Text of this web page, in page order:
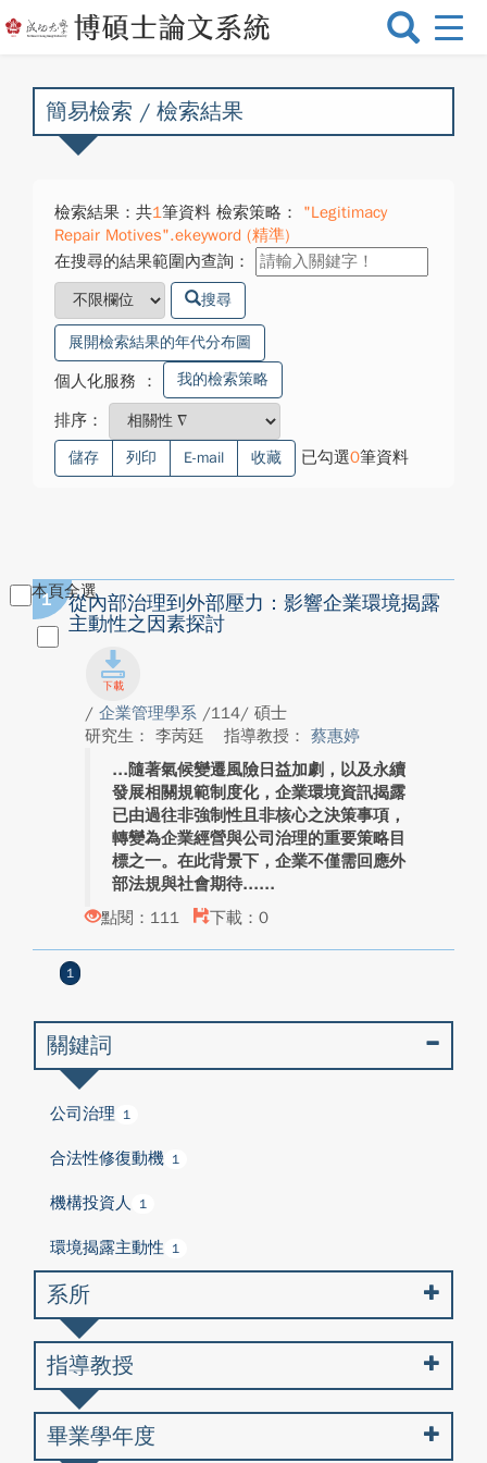
選
換
簡易檢索 / 檢索結果
檢索結果：共1筆資料 檢索策略：
"Legitimacy
Repair Motives".ekeyword (精準)
在搜尋的結果範圍內查詢：
搜尋
展開檢索結果的年代分布圖
個人化服務 ： 我的檢索策略
排序：
儲存 列印 E-mail 收藏 已勾選0筆資料
本頁全選
1
從內部治理到外部壓力：影響企業環境揭露
主動性之因素探討
/ 企業管理學系 /114/ 碩士
研究生： 李苪廷
指導教授： 蔡惠婷
隨著氣候變遷風險日益加劇，以及永續
發展相關規範制度化，企業環境資訊揭露
已由過往非強制性且非核心之決策事項，
轉變為企業經營與公司治理的重要策略目
標之一。在此背景下，企業不僅需回應外
部法規與社會期待...
點閱：111
下載：0
1
關鍵詞
公司治理 1
合法性修復動機 1
機構投資人 1
環境揭露主動性 1
系所
指導教授
畢業學年度